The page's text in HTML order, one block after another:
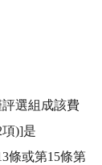
選組成該費
)]是
條或第15條第